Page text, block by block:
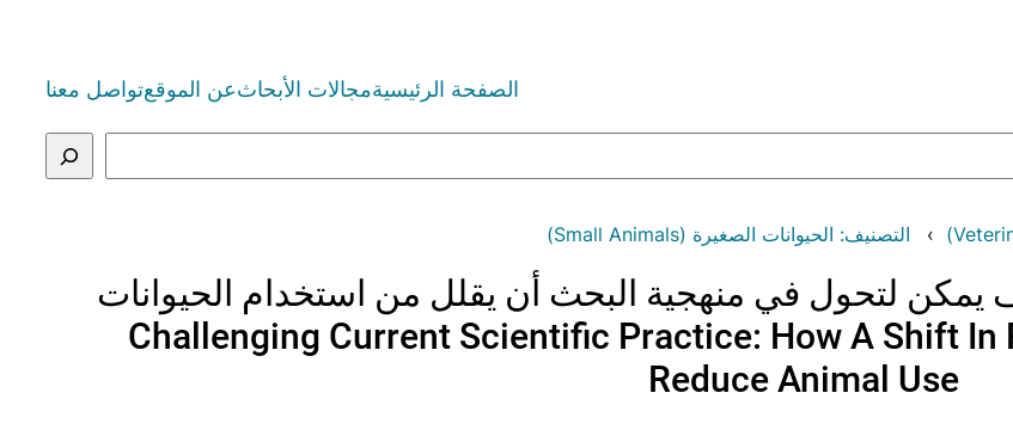
الصفحة الرئيسيةمجالات الأبحاثعن الموقعتواصل معنا
التصنيف: الحيوانات الصغيرة (Small Animals)
يمكن لتحول في منهجية البحث أن يقلل من استخدام الحيوانات
Challenging Current Scientific Practice: How A Shift In
Reduce Animal Use